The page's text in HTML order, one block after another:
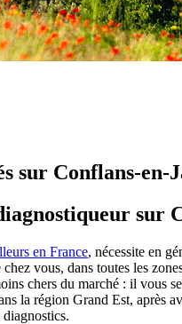
sur Conflans-en-
sur
en France, nécessite en
vous, dans toutes les
chers du marché : il vous
la région Grand Est,